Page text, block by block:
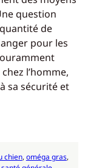
question
de
pour les
l’homme,
sa sécurité et
chien, oméga gras